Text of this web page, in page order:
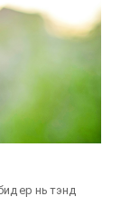
ер нь тэнд